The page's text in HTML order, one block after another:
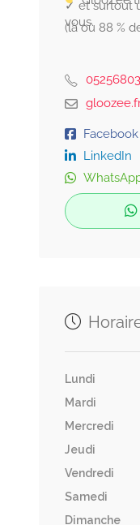
✓ et surtout
(là où 88 %
vous.
Facebook
LinkedIn
Lundi
Mardi
Mercredi
Jeudi
Vendredi
Samedi
Dimanche